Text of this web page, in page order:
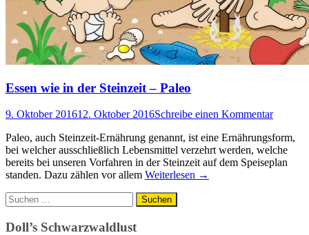
Essen wie in der Steinzeit – Paleo
9. Oktober 201612. Oktober 2016Schreibe einen Kommentar
Paleo, auch Steinzeit-Ernährung genannt, ist eine Ernährungsform,
bei welcher ausschließlich Lebensmittel verzehrt werden, welche
bereits bei unseren Vorfahren in der Steinzeit auf dem Speiseplan
standen. Dazu zählen vor allem Weiterlesen →
Suchen
nach:
Doll’s Schwarzwaldlust